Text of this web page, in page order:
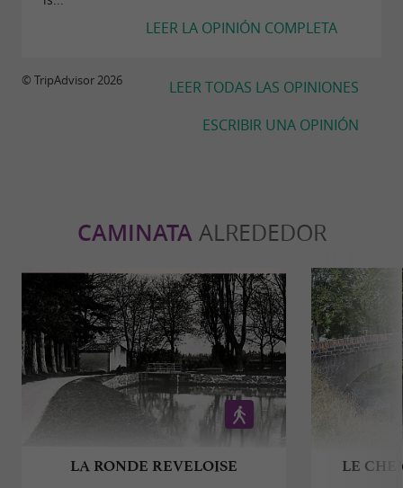
LEER LA OPINIÓN COMPLETA
LEER TODAS LAS OPINIONES
ESCRIBIR UNA OPINIÓN
© TripAdvisor 2026
CAMINATAALREDEDOR
LA RONDE REVELOISE LE